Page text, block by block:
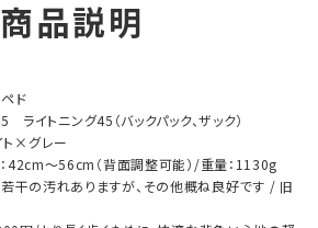
商品説明
ド
トニング45（バックパック、ザック）
×グレー
42cm～56cm（背面調整可能）/重量：1130g
干の汚れありますが、その他概ね良好です / 旧